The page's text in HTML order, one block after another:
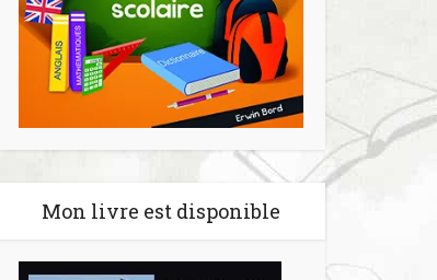
Mon livre est disponible